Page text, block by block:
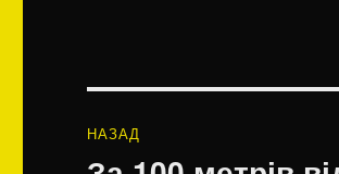
записів
НАЗАД
Попередній